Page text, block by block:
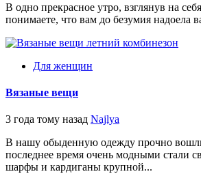
В одно прекрасное утро, взглянув на
понимаете, что вам до безумия надоела
Для женщин
Вязаные вещи
3 года тому назад Najlya
В нашу обыденную одежду прочно
последнее время очень модными стали
шарфы и кардиганы крупной...